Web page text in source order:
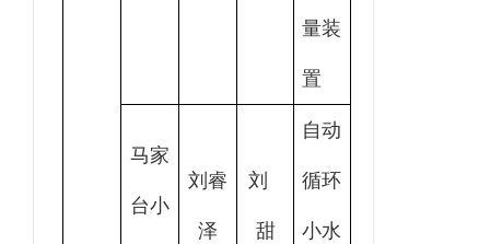
量装
置
马家
台小
刘睿
泽
刘
甜
自动
循环
小水